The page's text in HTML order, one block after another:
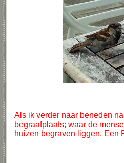
Als ik verder naar beneden
begraafplaats; waar de
huizen begraven liggen. Een